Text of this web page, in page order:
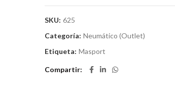
SKU: 625
Categoría: Neumático (Outlet)
Etiqueta: Masport
Compartir